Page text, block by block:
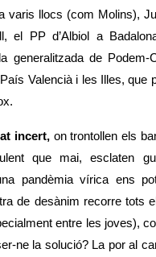
varis llocs (com Molins),
el PP d’Albiol a
generalitzada de Podem-
Valencià i les Illes, que
incert, on trontollen els
que mai, esclaten
pandèmia vírica ens
de desànim recorre tots
entre les joves),
ne la solució? La por al